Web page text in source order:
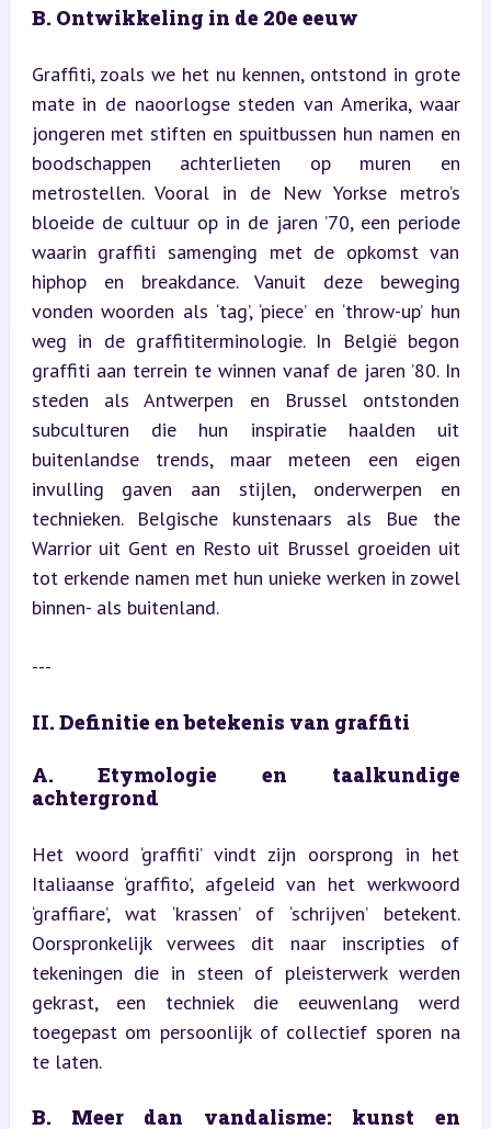
B. Ontwikkeling in de 20e eeuw
Graffiti, zoals we het nu kennen, ontstond in grote
mate in de naoorlogse steden van Amerika, waar
jongeren met stiften en spuitbussen hun namen en
boodschappen achterlieten op muren en
metrostellen. Vooral in de New Yorkse metro’s
bloeide de cultuur op in de jaren ’70, een periode
waarin graffiti samenging met de opkomst van
hiphop en breakdance. Vanuit deze beweging
vonden woorden als ‘tag’, ‘piece’ en ‘throw-up’ hun
weg in de graffititerminologie. In België begon
graffiti aan terrein te winnen vanaf de jaren ’80. In
steden als Antwerpen en Brussel ontstonden
subculturen die hun inspiratie haalden uit
buitenlandse trends, maar meteen een eigen
invulling gaven aan stijlen, onderwerpen en
technieken. Belgische kunstenaars als Bue the
Warrior uit Gent en Resto uit Brussel groeiden uit
tot erkende namen met hun unieke werken in zowel
binnen- als buitenland.
---
II. Definitie en betekenis van graffiti
A. Etymologie en taalkundige
achtergrond
Het woord ‘graffiti’ vindt zijn oorsprong in het
Italiaanse ‘graffito’, afgeleid van het werkwoord
‘graffiare’, wat ‘krassen’ of ‘schrijven’ betekent.
Oorspronkelijk verwees dit naar inscripties of
tekeningen die in steen of pleisterwerk werden
gekrast, een techniek die eeuwenlang werd
toegepast om persoonlijk of collectief sporen na
te laten.
B. Meer dan vandalisme: kunst en